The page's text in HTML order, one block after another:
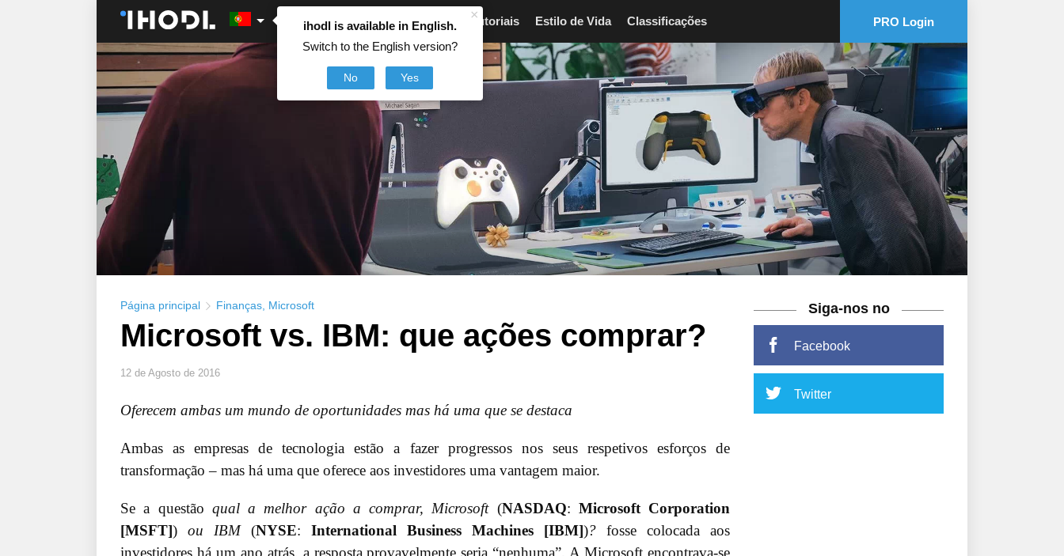
×
ihodl is available in English.
Switch to the English version?
No Yes
Artigos Breves Tutoriais Estilo de Vida Classificações PRO Login
Página principal Finanças Microsoft
Microsoft vs. IBM: que ações comprar?
12 de Agosto de 2016
Oferecem ambas um mundo de oportunidades mas há uma que se destaca
Ambas as empresas de tecnologia estão a fazer progressos nos seus respetivos esforços de
transformação – mas há uma que oferece aos investidores uma vantagem maior.
Se a questão qual a melhor ação a comprar, Microsoft(NASDAQ: Microsoft Corporation
[MSFT]) ou IBM(NYSE: International Business Machines [IBM])? fosse colocada aos
investidores há um ano atrás, a resposta provavelmente seria “nenhuma”. A Microsoft encontrava-se
Siga-nos no
Facebook
Twitter